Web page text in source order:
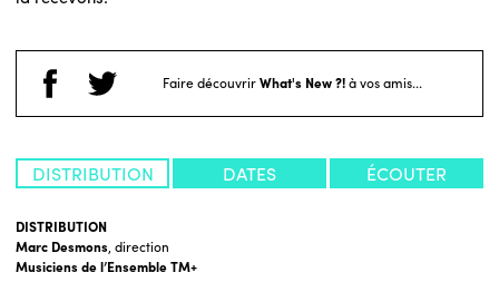
DISTRIBUTION
Marc Desmons, direction
Musiciens de l’Ensemble TM+
Faire découvrirWhat's New ?!à vos amis...
DISTRIBUTION DATES ÉCOUTER